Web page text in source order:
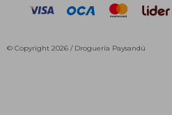
© Copyright 2026 / Droguería Paysandú